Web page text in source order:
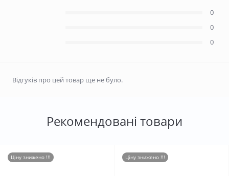
0
0
0
Відгуків про цей товар ще не було.
Рекомендовані товари
Ціну знижено !!! Ціну знижено !!!